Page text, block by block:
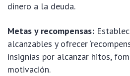
dinero a la deuda.
Metas y recompensas:
alcanzables y ofrecer
insignias por alcanzar hitos,
motivación.